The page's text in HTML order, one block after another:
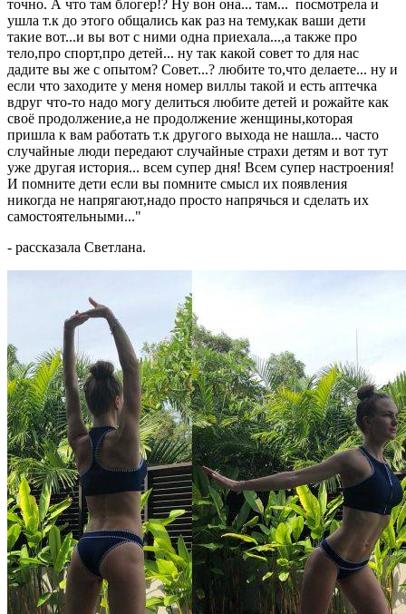
точно. А что там блогер!? Ну вон она... там... посмотрела и
ушла т.к до этого общались как раз на тему,как ваши дети
такие вот...и вы вот с ними одна приехала...,а также про
тело,про спорт,про детей... ну так какой совет то для нас
дадите вы же с опытом? Совет...? любите то,что делаете... ну и
если что заходите у меня номер виллы такой и есть аптечка
вдруг что-то надо могу делиться любите детей и рожайте как
своё продолжение,а не продолжение женщины,которая
пришла к вам работать т.к другого выхода не нашла... часто
случайные люди передают случайные страхи детям и вот тут
уже другая история... всем супер дня! Всем супер настроения!
И помните дети если вы помните смысл их появления
никогда не напрягают,надо просто напрячься и сделать их
самостоятельными..."
- рассказала Светлана.